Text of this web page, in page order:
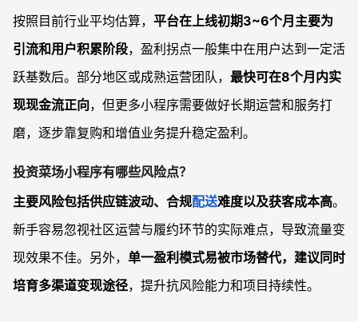
按照目前行业平均估算， 平台在上线初期3~6个月主要为
引流和用户积累阶段，盈利拐点一般集中在用户达到一定活
跃基数后。部分地区或成熟运营团队， 最快可在8个月内实
现现金流正向，但更多小程序需要做好长期运营和服务打
磨，逐步靠复购和增值业务提升稳定盈利。
投资菜场小程序有哪些风险点？
主要风险包括供应链波动、合规配送难度以及获客成本高。
新手容易忽视社区运营与履约环节的实际难点，导致流量变
现效果不佳。另外， 单一盈利模式易被市场替代，建议同时
培育多渠道变现途径，提升抗风险能力和项目持续性。